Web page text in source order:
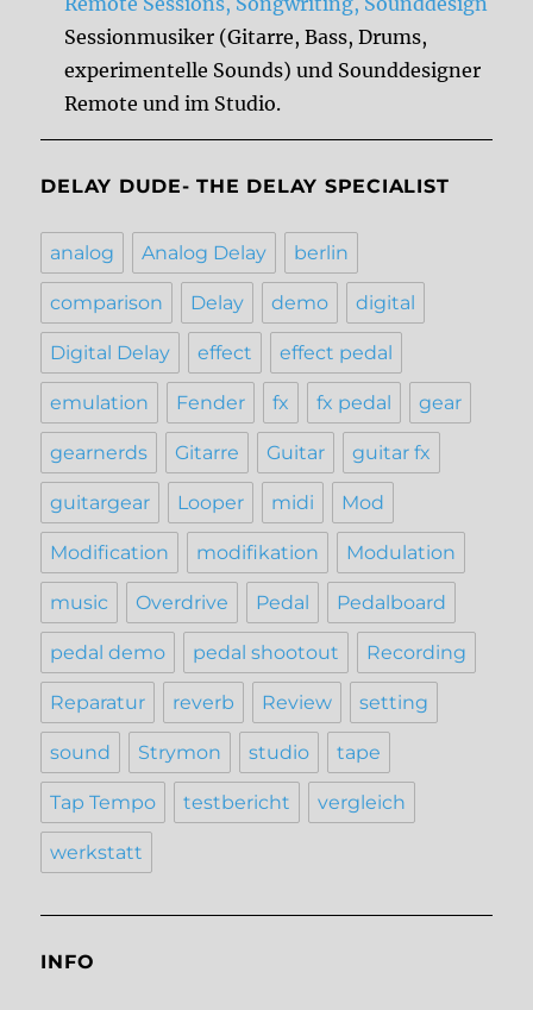
Sessionmusiker (Gitarre, Bass, Drums,
experimentelle Sounds) und Sounddesigner
Remote und im Studio.
DELAY DUDE- THE DELAY SPECIALIST
analog Analog Delay berlin
comparison Delay demo digital
Digital Delay effect effect pedal
emulation Fender fx fx pedal gear
gearnerds Gitarre Guitar guitar fx
guitargear Looper midi Mod
Modification modifikation Modulation
music Overdrive Pedal Pedalboard
pedal demo pedal shootout Recording
Reparatur reverb Review setting
sound Strymon studio tape
Tap Tempo testbericht vergleich
werkstatt
INFO